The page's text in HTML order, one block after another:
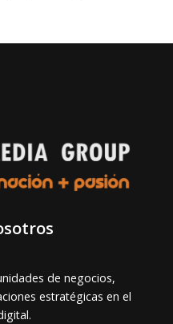
de negocios,
estratégicas en el